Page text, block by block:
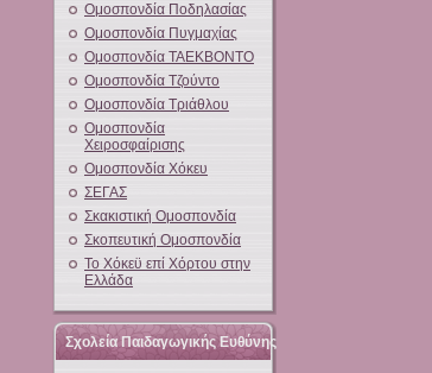
Ομοσπονδία Ποδηλασίας
Ομοσπονδία Πυγμαχίας
Ομοσπονδία ΤΑΕΚΒΟΝΤΟ
Ομοσπονδία Τζούντο
Ομοσπονδία Τριάθλου
Ομοσπονδία
Χειροσφαίρισης
Ομοσπονδία Χόκευ
ΣΕΓΑΣ
Σκακιστική Ομοσπονδία
Σκοπευτική Ομοσπονδία
Το Χόκεϋ επί Χόρτου στην
Ελλάδα
Σχολεία Παιδαγωγικής Ευθύνης